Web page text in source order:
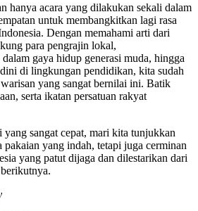
hanya acara yang dilakukan sekali dalam
untuk membangkitkan lagi rasa
Dengan memahami arti dari
para pengrajin lokal,
gaya hidup generasi muda, hingga
di lingkungan pendidikan, kita sudah
yang sangat bernilai ini. Batik
serta ikatan persatuan rakyat
yang sangat cepat, mari kita tunjukkan
yang indah, tetapi juga cerminan
yang patut dijaga dan dilestarikan dari